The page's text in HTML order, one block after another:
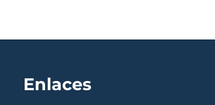
Enlaces